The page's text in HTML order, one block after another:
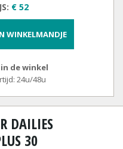
€ 52
WINKELMANDJE
de winkel
24u/48u
DAILIES
30